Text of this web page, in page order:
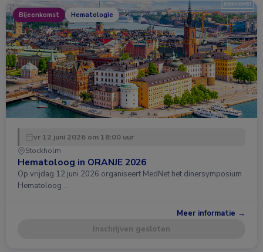
Bijeenkomst Hematologie
vr 12 juni 2026 om 18:00 uur
Stockholm
Hematoloog in ORANJE 2026
Op vrijdag 12 juni 2026 organiseert MedNet het dinersymposium
Hematoloog …
Meer informatie →
Inschrijven gesloten